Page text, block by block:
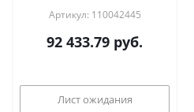
Артикул: 110042445
92 433.79 руб.
Лист ожидания